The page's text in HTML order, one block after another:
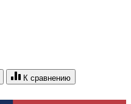
К сравнению